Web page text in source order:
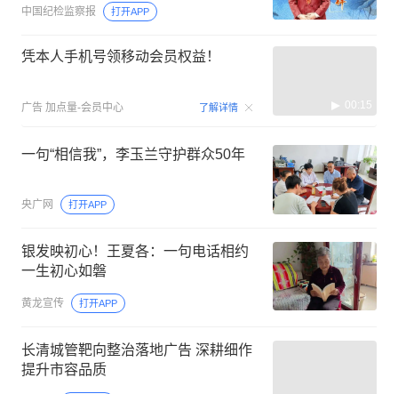
中国纪检监察报 打开APP
凭本人手机号领移动会员权益！
广告 加点量-会员中心 了解详情 00:15
一句“相信我”，李玉兰守护群众50年
央广网 打开APP
银发映初心！王夏各：一句电话相约
一生初心如磐
黄龙宣传 打开APP
长清城管靶向整治落地广告 深耕细作
提升市容品质